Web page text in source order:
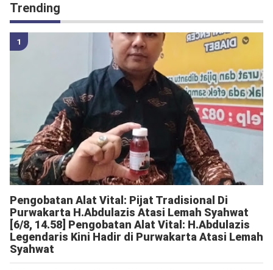
Trending
Pengobatan Alat Vital: Pijat Tradisional Di
Purwakarta H.Abdulazis Atasi Lemah Syahwat
[6/8, 14.58] Pengobatan Alat Vital: H.Abdulazis
Legendaris Kini Hadir di Purwakarta Atasi Lemah
Syahwat